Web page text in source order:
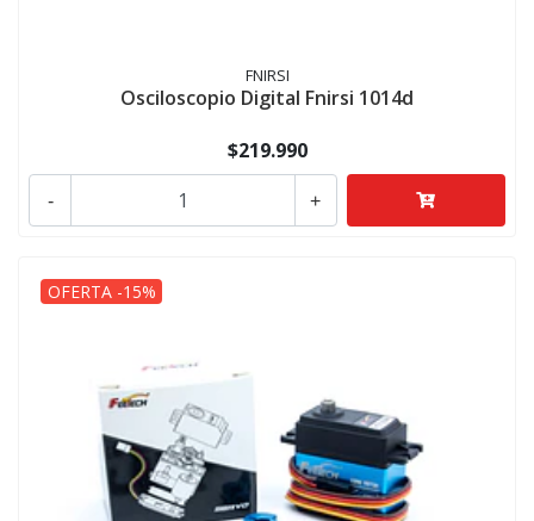
FNIRSI
Osciloscopio Digital Fnirsi 1014d
$219.990
+
-
OFERTA -15%